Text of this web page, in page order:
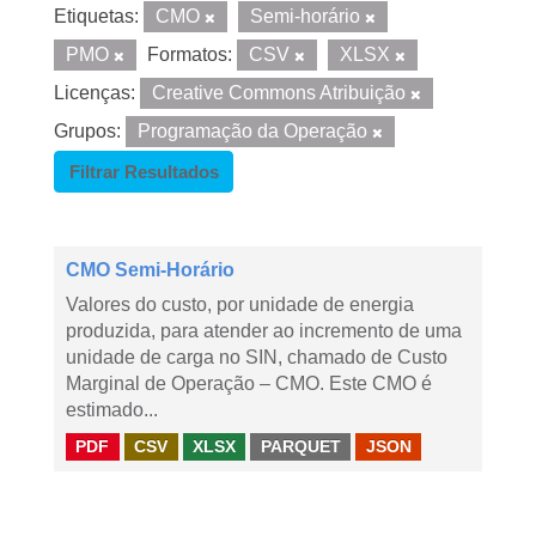
Etiquetas: CMO
Semi-horário
PMO
Formatos: CSV
XLSX
Licenças:
Creative Commons Atribuição
Grupos:
Programação da Operação
Filtrar Resultados
CMO Semi-Horário
Valores do custo, por unidade de energia
produzida, para atender ao incremento de uma
unidade de carga no SIN, chamado de Custo
Marginal de Operação – CMO. Este CMO é
estimado...
PDF CSV XLSX PARQUET JSON